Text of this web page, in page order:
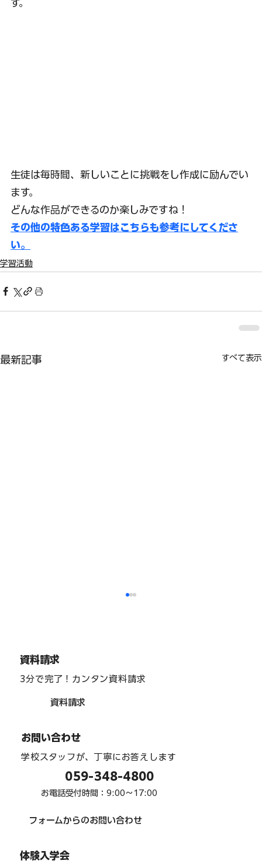
す。
生徒は毎時間、新しいことに挑戦をし作成に励んでい
ます。
どんな作品ができるのか楽しみですね！
その他の特色ある学習はこちらも参考にしてくださ
い。
学習活動
最新記事 すべて表示
資料請求
3分で完了！カンタン資料請求
資料請求
お問い合わせ
学校スタッフが、丁寧にお答えします
フォームからのお問い合わせ
059-348-4800
お電話受付時間：9:00〜17:00
体験入学会